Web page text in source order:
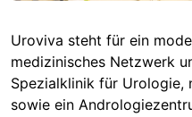
Uroviva steht für ein
medizinisches Netzwerk
Spezialklinik für Urologie,
sowie ein